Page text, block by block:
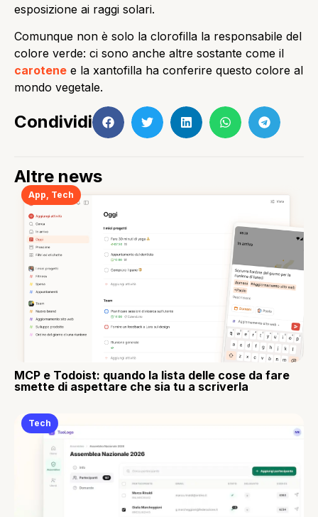
esposizione ai raggi solari.
Comunque non è solo la clorofilla la responsabile del
colore verde: ci sono anche altre sostante come il
carotene e la xantofilla ha conferire questo colore al
mondo vegetale.
Condividi
Altre news
App Tech
MCP e Todoist: quando la lista delle cose da fare
smette di aspettare che sia tu a scriverla
Tech